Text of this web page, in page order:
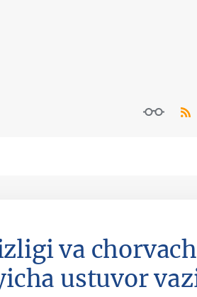
va
ustuvor